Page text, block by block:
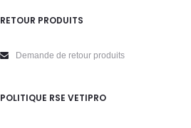
RETOUR PRODUITS
Demande de retour produits
POLITIQUE RSE VETIPRO